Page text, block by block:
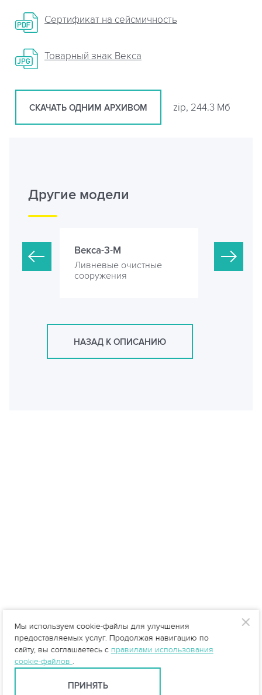
Сертификат на сейсмичность
Товарный знак Векса
СКАЧАТЬ ОДНИМ АРХИВОМ zip, 244.3 Мб
Другие модели
Векса-3-М
Ливневые очистные
сооружения
Векса-5-М
Ливневые
НАЗАД К ОПИСАНИЮ
Мы используем cookie-файлы для улучшения
предоставляемых услуг. Продолжая навигацию по
сайту, вы соглашаетесь с правилами использования
cookie-файлов .
ПРИНЯТЬ